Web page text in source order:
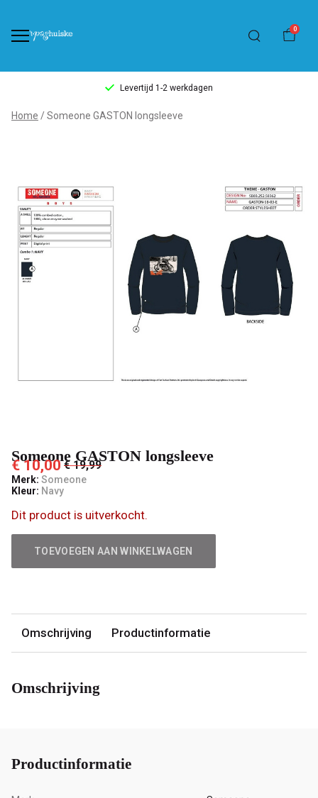
0
Levertijd 1-2 werkdagen
Someone
longsleeve
Pashuiske
Home Someone GASTON longsleeve
Someone GASTON longsleeve
€ 10,00 € 19,99
Merk: Someone
Kleur: Navy
Dit product is uitverkocht.
TOEVOEGEN AAN WINKELWAGEN
Omschrijving Productinformatie
Omschrijving
Productinformatie